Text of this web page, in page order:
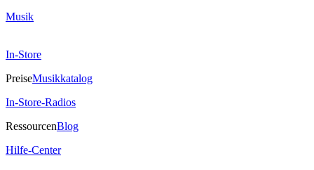
Musik
In-Store
PreiseMusikkatalog
In-Store-Radios
RessourcenBlog
Hilfe-Center